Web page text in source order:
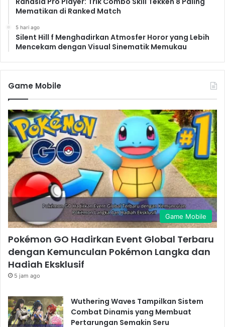
Mematikan di Ranked Match
5 hari ago
Silent Hill f Menghadirkan Atmosfer Horor yang Lebih
Mencekam dengan Visual Sinematik Memukau
Game Mobile
Game Mobile
Pokémon GO Hadirkan Event Global Terbaru
dengan Kemunculan Pokémon Langka dan
Hadiah Eksklusif
5 jam ago
Wuthering Waves Tampilkan Sistem
Combat Dinamis yang Membuat
Pertarungan Semakin Seru